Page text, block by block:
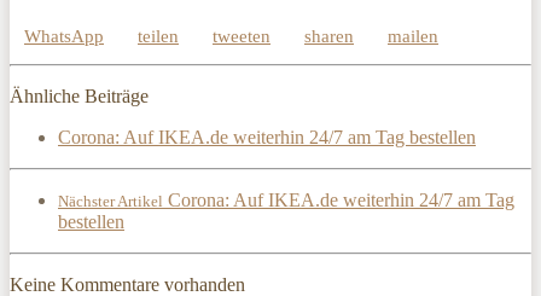
WhatsApp teilen tweeten sharen mailen
Ähnliche Beiträge
Corona: Auf IKEA.de weiterhin 24/7 am Tag bestellen
Nächster Artikel Corona: Auf IKEA.de weiterhin 24/7 am Tag
bestellen
Keine Kommentare vorhanden